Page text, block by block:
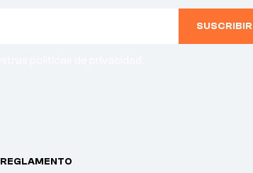
SUSCRIBIR
REGLAMENTO